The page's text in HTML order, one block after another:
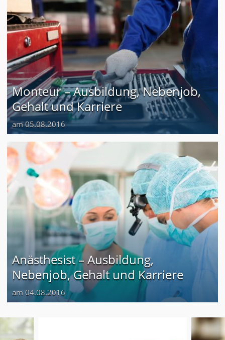
Monteur – Ausbildung, Nebenjob,
Gehalt und Karriere
am 05.08.2016
Anästhesist – Ausbildung,
Nebenjob, Gehalt und Karriere
am 04.08.2016